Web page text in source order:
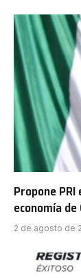
Propone
economía
2 de agosto de